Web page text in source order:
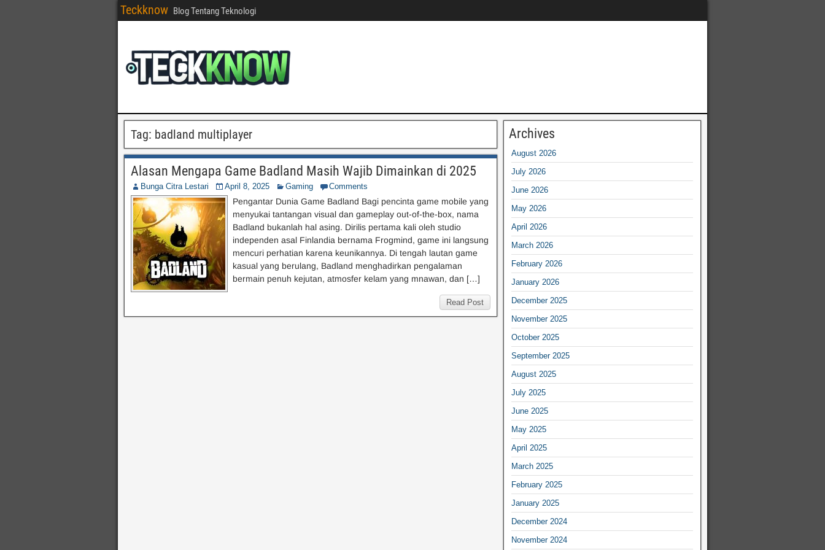
Teckknow Blog Tentang Teknologi
Tag: badland multiplayer
Alasan Mengapa Game Badland Masih Wajib Dimainkan di 2025
Bunga Citra Lestari April 8, 2025 Gaming Comments
Pengantar Dunia Game Badland Bagi pencinta game mobile yang
menyukai tantangan visual dan gameplay out-of-the-box, nama
Badland bukanlah hal asing. Dirilis pertama kali oleh studio
independen asal Finlandia bernama Frogmind, game ini langsung
mencuri perhatian karena keunikannya. Di tengah lautan game
kasual yang berulang, Badland menghadirkan pengalaman
bermain penuh kejutan, atmosfer kelam yang mnawan, dan […]
Read Post
Archives
August 2026
July 2026
June 2026
May 2026
April 2026
March 2026
February 2026
January 2026
December 2025
November 2025
October 2025
September 2025
August 2025
July 2025
June 2025
May 2025
April 2025
March 2025
February 2025
January 2025
December 2024
November 2024